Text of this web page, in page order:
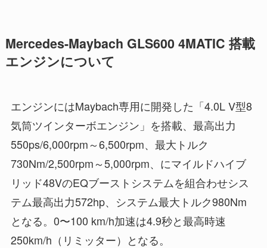
Mercedes-Maybach GLS600 4MATIC 搭載
エンジンについて
エンジンにはMaybach専用に開発した「4.0L V型8
気筒ツインターボエンジン」を搭載、最高出力
550ps/6,000rpm～6,500rpm、最大トルク
730Nm/2,500rpm～5,000rpm、にマイルドハイブ
リッド48VのEQブーストシステムを組合わせシス
テム最高出力572hp、システム最大トルク980Nm
となる。0〜100 km/h加速は4.9秒と最高時速
250km/h（リミッター）となる。